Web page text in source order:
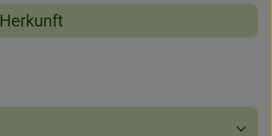
Herkunft